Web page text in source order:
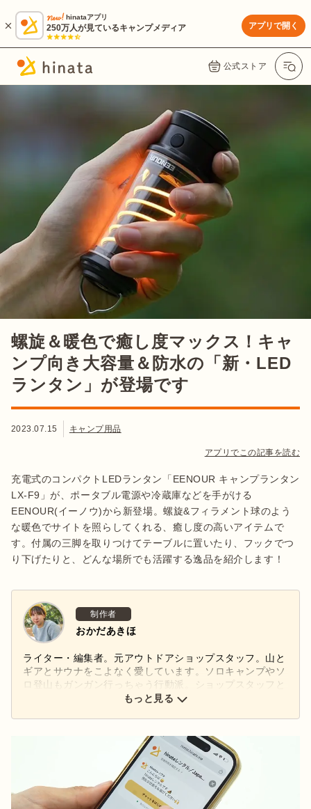
hinataアプリ
250万人が見ているキャンプメディア アプリで開く
公式ストア
螺旋＆暖色で癒し度マックス！キャ
ンプ向き大容量＆防水の「新・LED
ランタン」が登場です
2023.07.15 キャンプ用品
アプリでこの記事を読む
充電式のコンパクトLEDランタン「EENOUR キャンプランタン
LX-F9」が、ポータブル電源や冷蔵庫などを手がける
EENOUR(イーノウ)から新登場。螺旋&フィラメント球のよう
な暖色でサイトを照らしてくれる、癒し度の高いアイテムで
す。付属の三脚を取りつけてテーブルに置いたり、フックでつ
り下げたりと、どんな場所でも活躍する逸品を紹介します！
制作者
おかだあきほ
ライター・編集者。元アウトドアショップスタッフ。山と
ギアとサウナをこよなく愛しています。ソロキャンプやソ
ロ登山もガンガン行っちゃう行動派。ショップスタッフと
してギアを扱っていた経験や自身の山体験を活かし、アウ
もっと見る